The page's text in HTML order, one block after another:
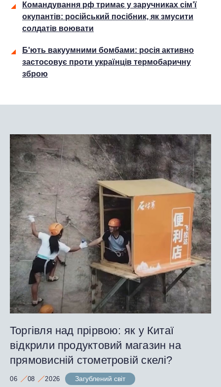
Командування рф тримає у заручниках сім’ї
окупантів: російський посібник, як змусити
солдатів воювати
Б'ють вакуумними бомбами: росія активно
застосовує проти українців термобаричну
зброю
Торгівля над прірвою: як у Китаї
відкрили продуктовий магазин на
прямовисній стометровій скелі?
06 08 2026 Загублений світ